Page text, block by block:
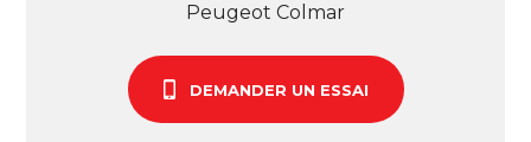
Peugeot Colmar
DEMANDER UN ESSAI